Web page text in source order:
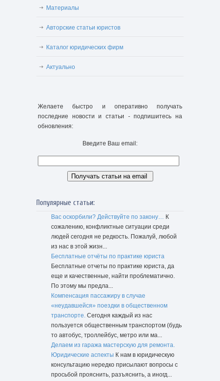
Материалы
Авторские статьи юристов
Каталог юридических фирм
Актуально
Желаете быстро и оперативно получать
последние новости и статьи - подпишитесь на
обновления:
Введите Ваш email:
Популярные статьи:
Вас оскорбили? Действуйте по закону… К
сожалению, конфликтные ситуации среди
людей сегодня не редкость. Пожалуй, любой
из нас в этой жизн...
Бесплатные отчёты по практике юриста
Бесплатные отчеты по практике юриста, да
еще и качественные, найти проблематично.
По этому мы предла...
Компенсация пассажиру в случае
«неудавшейся» поездки в общественном
транспорте. Сегодня каждый из нас
пользуется общественным транспортом (будь
то автобус, троллейбус, метро или ма...
Делаем из гаража мастерскую для ремонта.
Юридические аспекты К нам в юридическую
консультацию нередко присылают вопросы с
просьбой прояснить, разъяснить, а иногд...